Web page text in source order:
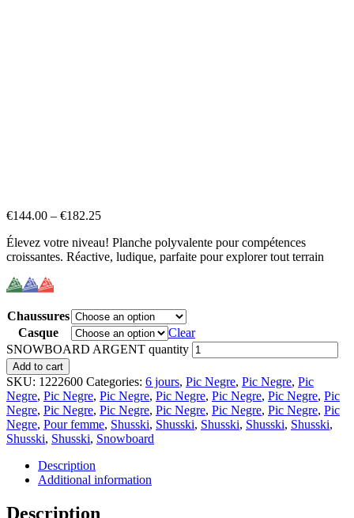
€144.00 – €182.25
Élevez votre niveau! Planche polyvalente pour compétences
croissantes. Réactive, ludique, parfaite pour explorer tout terrain
Chaussures
Casque
Clear
SNOWBOARD ARGENT quantity
Add to cart
SKU: 1222600 Categories: 6 jours, Pic Negre, Pic Negre, Pic
Negre, Pic Negre, Pic Negre, Pic Negre, Pic Negre, Pic Negre, Pic
Negre, Pic Negre, Pic Negre, Pic Negre, Pic Negre, Pic Negre, Pic
Negre, Pour femme, Shusski, Shusski, Shusski, Shusski, Shusski,
Shusski, Shusski, Snowboard
Description
Additional information
Description